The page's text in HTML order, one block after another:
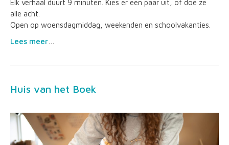
Elk verhaal duurt 9 minuten. Kies er een paar uit, of doe ze
alle acht.
Open op woensdagmiddag, weekenden en schoolvakanties.
Lees meer
Huis van het Boek